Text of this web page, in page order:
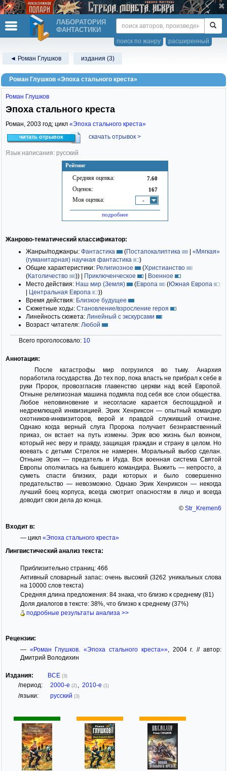
ЛАБОРАТОРИЯ
ФАНТАСТИКИ
расширенный
поиск по жанру
◄ Роман Глушков издания (3)
Роман Глушков «Эпоха стального креста»
Рейтинг
Средняя оценка: 7.60
Оценок: 167
Моя оценка: -
подробнее
Роман Глушков
Эпоха стального креста
Роман, 2003 год; цикл «Эпоха стального креста»
читать отрывок скачать отрывок >
Язык написания: русский
Жанрово-тематический классификатор:
Жанры/поджанры: Фантастика (Постапокалиптика | «Мягкая»
(гуманитарная) научная фантастика
)
Общие характеристики: Религиозное (Христианство
(Католичество )) | Приключенческое | Военное
Место действия: Наш мир (Земля) (Европа (Южная Европа
| Центральная Европа ))
Время действия: Близкое будущее
Сюжетные ходы: Становление/взросление героя
Линейность сюжета: Линейный с экскурсами
Возраст читателя: Любой
Всего проголосовало: 10
Аннотация:
После катастрофы мир погрузился во тьму. Анархия
поработила государства. До тех пор, пока власть не прибрал к себе в
руки Пророк, провозгласив главенство церкви над всей Европой.
Отныне религиозная машина подмяла под себя все слои общества.
Любое неповиновение и несогласие карается беспощадной и
недремлющей инквизицией. Эрик Хенриксон — опытный командир
охотников-инквизиторов, верой и правдой служивший отчизне.
Однако когда верный слуга Пророка получает безнравственный
приказ, он встает на путь измены. Эрик всю жизнь был воином,
который нес веру и правду, защищая граждан и страну в целом. Но
воевать с детьми Стрелок не намерен. Моральный выбор сделан.
Отныне Эрик — предатель и Иуда. Вся военная система Святой
Европы ополчилась на бывшего командира. Выжить — непросто, а
суметь спасти близких, ради которых и было совершенно
предательство — невозможно. Однако Эрик Хенриксон — некогда
лучший боец корпуса, всегда смотрит опасностям в лицо и всегда
доводит свои дела до конца.
© Str_Kremen6
Входит в:
— цикл «Эпоха стального креста»
Лингвистический анализ текста:
Приблизительно страниц: 466
Активный словарный запас: очень высокий (3262 уникальных слова
на 10000 слов текста)
Средняя длина предложения: 84 знака, что близко к среднему (81)
Доля диалогов в тексте: 38%, что близко к среднему (37%)
подробные результаты анализа >>
Рецензии:
— «Роман Глушков. «Эпоха стального креста»», 2004 г. // автор:
Дмитрий Володихин
Издания: ВСЕ (3)
/период: 2000-е (2) 2010-е (1)
/языки: русский (3)